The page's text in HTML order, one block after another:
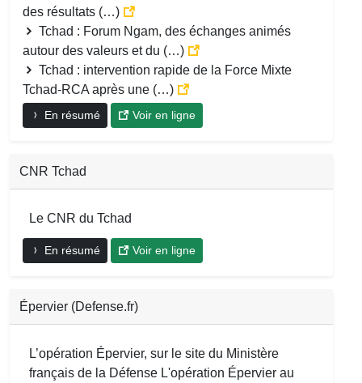
des résultats (…)
Tchad : Forum Ngam, des échanges animés
autour des valeurs et du (…)
Tchad : intervention rapide de la Force Mixte
Tchad-RCA après une (…)
En résumé Voir en ligne
CNR Tchad
Le CNR du Tchad
En résumé Voir en ligne
Épervier (Defense.fr)
L’opération Épervier, sur le site du Ministère
français de la Défense L'opération Épervier au